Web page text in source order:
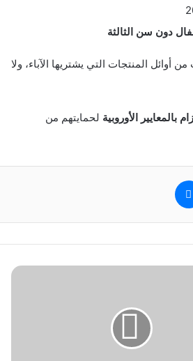
دون سن الثالثة
أوائل المنتجات التي يشتريها الآباء، ولا
بالمعايير الأوروبية لحمايتهم من